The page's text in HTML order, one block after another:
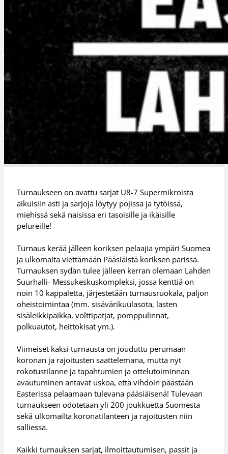
Turnaukseen on avattu sarjat U8-7 Supermikroista
aikuisiin asti ja sarjoja löytyy pojissa ja tytöissä,
miehissä sekä naisissa eri tasoisille ja ikäisille
pelureille!
Turnaus kerää jälleen koriksen pelaajia ympäri Suomea
ja ulkomaita viettämään Pääsiäistä koriksen parissa.
Turnauksen sydän tulee jälleen kerran olemaan Lahden
Suurhalli- Messukeskuskompleksi, jossa kenttiä on
noin 10 kappaletta, järjestetään turnausruokala, paljon
oheistoimintaa (mm. sisävärikuulasota, lasten
sisäleikkipaikka, volttipatjat, pomppulinnat,
polkuautot, heittokisat ym.).
Viimeiset kaksi turnausta on jouduttu perumaan
koronan ja rajoitusten saattelemana, mutta nyt
rokotustilanne ja tapahtumien ja ottelutoiminnan
avautuminen antavat uskoa, että vihdoin päästään
Easterissa pelaamaan tulevana pääsiäisenä! Tulevaan
turnaukseen odotetaan yli 200 joukkuetta Suomesta
sekä ulkomailta koronatilanteen ja rajoitusten niin
salliessa.
Kaikki turnauksen sarjat, ilmoittautumisen, passit ja